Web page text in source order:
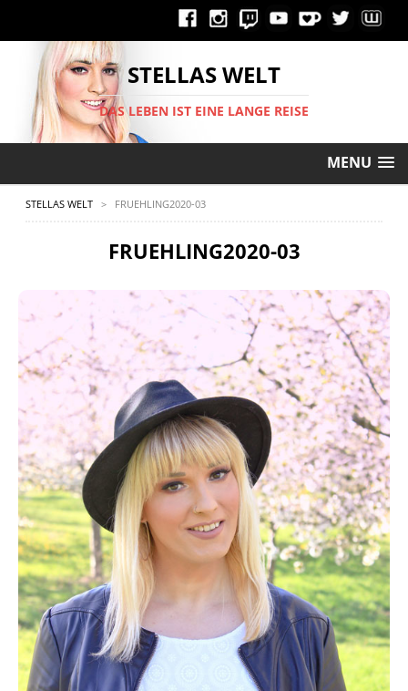
STELLAS WELT
DAS LEBEN IST EINE LANGE REISE
MENU
STELLAS WELT > FRUEHLING2020-03
FRUEHLING2020-03